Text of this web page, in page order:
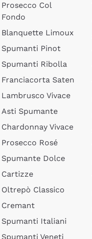
Prosecco Col
Fondo
Blanquette Limoux
Spumanti Pinot
Spumanti Ribolla
Franciacorta Saten
Lambrusco Vivace
Asti Spumante
Chardonnay Vivace
Prosecco Rosé
Spumante Dolce
Cartizze
Oltrepò Classico
Cremant
Spumanti Italiani
Spumanti Veneti